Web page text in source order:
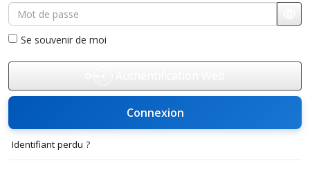
Mot de passe
Se souvenir de moi
Connexion
Identifiant perdu ?